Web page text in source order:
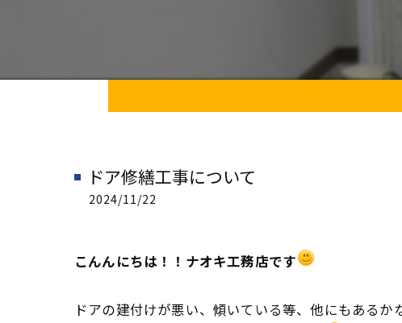
ドア修繕工事について
2024/11/22
こんんにちは！！ナオキ工務店です
ドアの建付けが悪い、傾いている等、他にもあるか